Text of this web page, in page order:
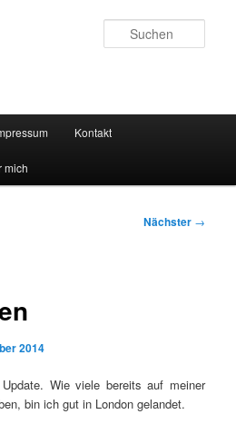
Kontakt
mich
Nächster →
2014
Wie viele bereits auf meiner
bin ich gut in London gelandet.